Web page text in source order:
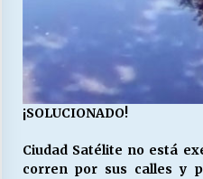
¿Qué habrían
23/06/2026
VOLVER A SER
¡SOLUCIONADO!
Ciudad Satélite no está
corren por sus calles y